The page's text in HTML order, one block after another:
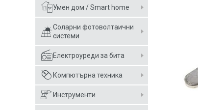
Умен дом / Smart home
Соларни фотоволтаични
системи
Електроуреди за бита
Компютърна техника
Инструменти